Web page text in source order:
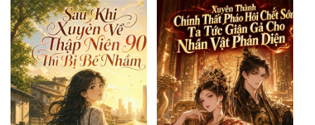
Linh Dị
Làm Giàu
Lịch Sử
Mưu Mô
Mạt Thế